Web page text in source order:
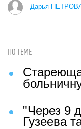
Дарья
ПО ТЕМЕ
"Через 9
Гузеева